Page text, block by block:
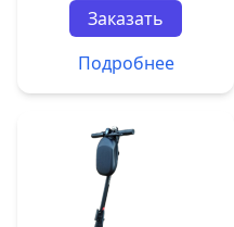
Заказать
Подробнее